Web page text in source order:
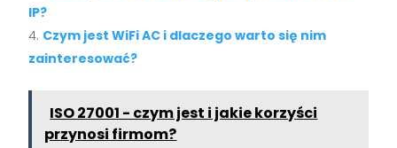
IP?
Czym jest WiFi AC i dlaczego warto się nim
zainteresować?
ISO 27001 - czym jest i jakie korzyści
przynosi firmom?